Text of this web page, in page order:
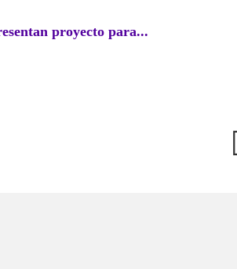
proyecto para...